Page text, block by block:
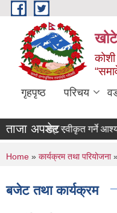
Skip to main content
गृहपृष्ठ परिचय
ताजा अपडेट :
बोलपत्र स्वीकृत गर्ने आश्यको
You are here
Home » कार्यक्रम तथा परियोजना»
बजेट तथा कार्यक्रम